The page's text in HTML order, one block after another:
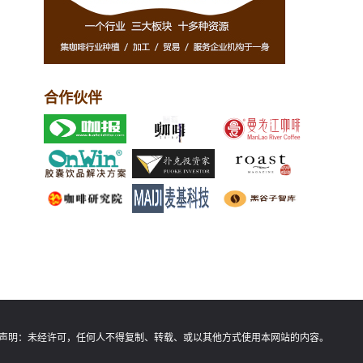
合作伙伴
明： 未经许可，任何人不得复制、转载、或以其他方式使用本网站的内容。